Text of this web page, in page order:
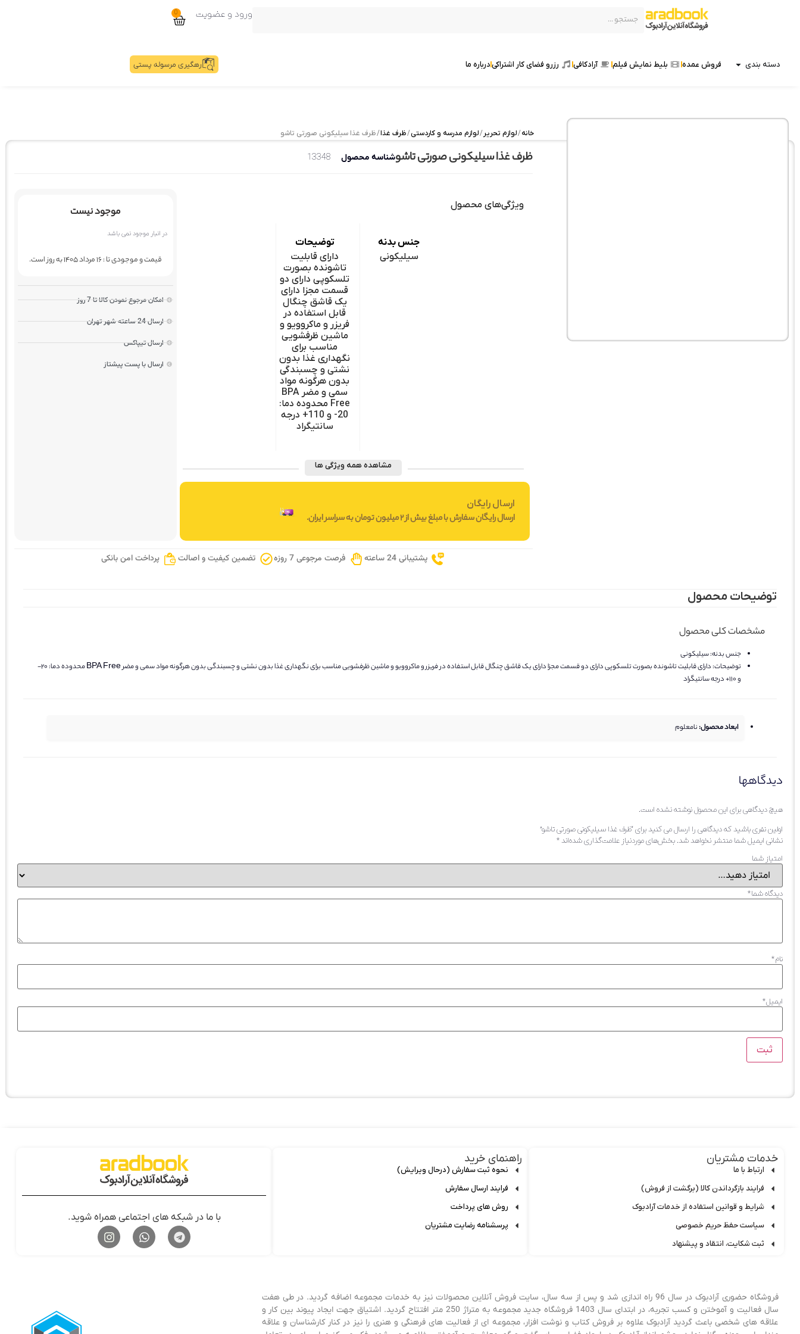
ورود و عضویت 0
دسته بندی رهگیری مرسوله پستی فروش عمده بلیط نمایش فیلم آرادکافی رزرو فضای کار اشتراکیدرباره ما
خانه/لوازم تحریر/لوازم مدرسه و کاردستی/ظرف غذا/ ظرف غذا سیلیکونی صورتی تاشو
ظرف غذا سیلیکونی صورتی تاشوشناسه محصول 13348
ویژگی‌های محصول
جنس بدنه
سیلیکونی
توضیحات
دارای قابلیت
تاشونده بصورت
تلسکوپی دارای دو
قسمت مجزا دارای
یک قاشق چنگال
قابل استفاده در
فریزر و ماکروویو و
ماشین ظرفشویی
مناسب برای
نگهداری غذا بدون
نشتی و چسبندگی
بدون هرگونه مواد
سمی و مضر BPA
Free محدوده دما:
20- و 110+ درجه
سانتیگراد
مشاهده همه ویژگی ها
ارسال رایگان
ارسال رایگان سفارش با مبلغ بیش از 2 میلیون تومان به سراسر ایران.
موجود نیست
در انبار موجود نمی باشد
قیمت و موجودی تا : 16 مرداد 1405 به روز است.
امکان مرجوع نمودن کالا تا 7 روز
ارسال 24 ساعته شهر تهران
ارسال تیپاکس
ارسال با پست پیشتاز
پشتیبانی 24 ساعته فرصت مرجوعی 7 روزه تضمین کیفیت و اصالت پرداخت امن بانکی
توضیحات محصول
مشخصات کلی محصول
جنس بدنه:سیلیکونی
توضیحات:
دارای قابلیت تاشونده بصورت تلسکوپی دارای دو قسمت مجزا دارای یک قاشق چنگال قابل استفاده در فریزر و ماکروویو و ماشین ظرفشویی مناسب برای نگهداری غذا بدون نشتی و چسبندگی بدون هرگونه مواد سمی و مضر BPA Free محدوده دما: 20-
و 110+ درجه سانتیگراد
ابعاد محصول:نامعلوم
دیدگاهها
هیچ دیدگاهی برای این محصول نوشته نشده است.
اولین نفری باشید که دیدگاهی را ارسال می کنید برای “ظرف غذا سیلیکونی صورتی تاشو”
نشانی ایمیل شما منتشر نخواهد شد. بخش‌های موردنیاز علامت‌گذاری شده‌اند*
امتیاز شما
دیدگاه شما*
نام*
ایمیل*
خدمات مشتریان
ارتباط با ما
فرایند بازگرداندن کالا (برگشت از فروش)
شرایط و قوانین استفاده از خدمات آرادبوک
سیاست حفظ حریم خصوصی
ثبت شکایت، انتقاد و پیشنهاد
راهنمای خرید
نحوه ثبت سفارش (درحال ویرایش)
فرایند ارسال سفارش
روش های پرداخت
پرسشنامه رضایت مشتریان
با ما در شبکه های اجتماعی همراه شوید.
فروشگاه حضوری آرادبوک در سال 96 راه اندازی شد و پس از سه سال، سایت فروش آنلاین محصولات نیز به خدمات مجموعه اضافه گردید. در طی هفت
سال فعالیت و آموختن و کسب تجربه، در ابتدای سال 1403 فروشگاه جدید مجموعه به متراژ 250 متر افتتاح گردید. اشتیاق جهت ایجاد پیوند بین کار و
علاقه های شخصی باعث گردید آرادبوک علاوه بر فروش کتاب و نوشت افزار، مجموعه ای از فعالیت های فرهنگی و هنری را نیز در کنار کارشناسان و علاقه